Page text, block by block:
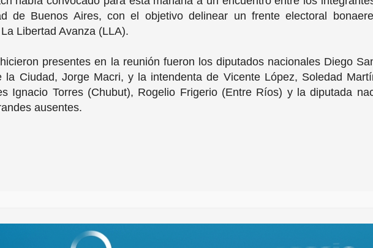
de Buenos Aires, con el objetivo delinear un frente electoral
Libertad Avanza (LLA).
presentes en la reunión fueron los diputados nacionales Diego
la Ciudad, Jorge Macri, y la intendenta de Vicente López, Soledad
Ignacio Torres (Chubut), Rogelio Frigerio (Entre Ríos) y la diputada
ausentes.